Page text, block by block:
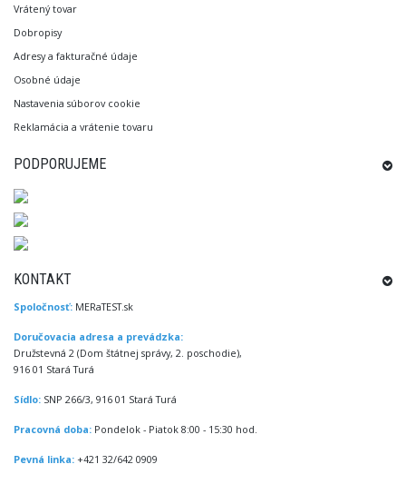
Vrátený tovar
Dobropisy
Adresy a fakturačné údaje
Osobné údaje
Nastavenia súborov cookie
Reklamácia a vrátenie tovaru
PODPORUJEME
KONTAKT
Spoločnosť: MERaTEST.sk
Doručovacia adresa a prevádzka:
Družstevná 2 (Dom štátnej správy, 2. poschodie),
916 01 Stará Turá
Sídlo: SNP 266/3, 916 01 Stará Turá
Pracovná doba: Pondelok - Piatok 8:00 - 15:30 hod.
Pevná linka: +421 32/642 0909